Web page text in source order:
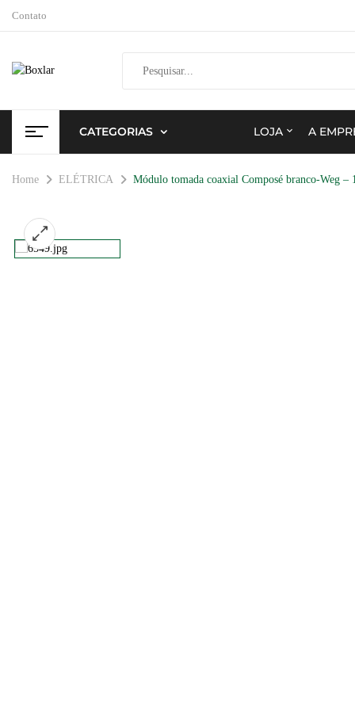
Contato
CATEGORIAS LOJA A
Home ELÉTRICA Módulo tomada coaxial Composé branco-Weg –